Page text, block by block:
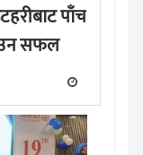
पाँच
सफल